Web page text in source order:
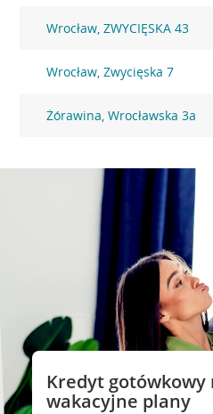
Wrocław, ZWYCIĘSKA 43
Wrocław, Zwycięska 7
Żórawina, Wrocławska 3a
Kredyt gotówkowy
wakacyjne plany